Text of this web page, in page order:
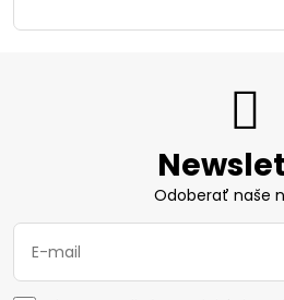
Odoberať naše